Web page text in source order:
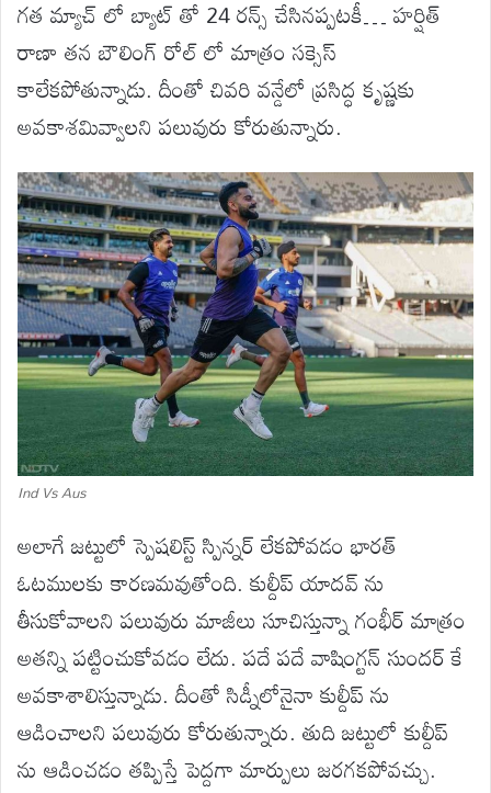
గత మ్యాచ్ లో బ్యాట్ తో 24 రన్స్ చేసినప్పటకీ… హర్షిత్
రాణా తన బౌలింగ్ రోల్ లో మాత్రం సక్సెస్
కాలేకపోతున్నాడు. దీంతో చివరి వన్డేలో ప్రసిద్ధ కృష్ణకు
అవకాశమివ్వాలని పలువురు కోరుతున్నారు.
Ind Vs Aus
అలాగే జట్టులో స్పెషలిస్ట్ స్పిన్నర్ లేకపోవడం భారత్
ఓటములకు కారణమవుతోంది. కుల్దీప్ యాదవ్ ను
తీసుకోవాలని పలువురు మాజీలు సూచిస్తున్నా గంభీర్ మాత్రం
అతన్ని పట్టించుకోవడం లేదు. పదే పదే వాషింగ్టన్ సుందర్ కే
అవకాశాలిస్తున్నాడు. దీంతో సిడ్నీలోనైనా కుల్దీప్ ను
ఆడించాలని పలువురు కోరుతున్నారు. తుది జట్టులో కుల్దీప్
ను ఆడించడం తప్పిస్తే పెద్దగా మార్పులు జరగకపోవచ్చు.